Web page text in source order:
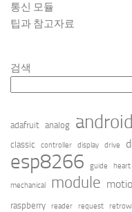
통신 모듈
팁과 참고자료
검색
adafruit analog android
classic controller display drive
esp8266 guide heart
mechanical module
raspberry reader request